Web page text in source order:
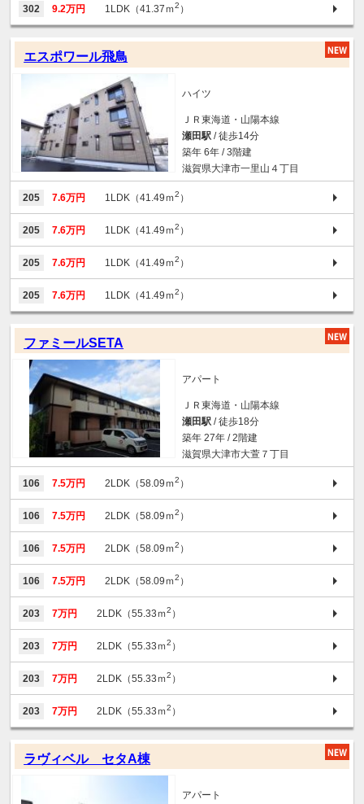
302 9.2万円 1LDK（41.37ｍ2 ）
エスポワール飛鳥
ハイツ
ＪＲ東海道・山陽本線
瀬田駅 / 徒歩14分
築年 6年 / 3階建
滋賀県大津市一里山４丁目
205 7.6万円 1LDK（41.49ｍ2 ）
205 7.6万円 1LDK（41.49ｍ2 ）
205 7.6万円 1LDK（41.49ｍ2 ）
205 7.6万円 1LDK（41.49ｍ2 ）
ファミールSETA
アパート
ＪＲ東海道・山陽本線
瀬田駅 / 徒歩18分
築年 27年 / 2階建
滋賀県大津市大萱７丁目
106 7.5万円 2LDK（58.09ｍ2 ）
106 7.5万円 2LDK（58.09ｍ2 ）
106 7.5万円 2LDK（58.09ｍ2 ）
106 7.5万円 2LDK（58.09ｍ2 ）
203 7万円 2LDK（55.33ｍ2 ）
203 7万円 2LDK（55.33ｍ2 ）
203 7万円 2LDK（55.33ｍ2 ）
203 7万円 2LDK（55.33ｍ2 ）
ラヴィベル セタA棟
アパート